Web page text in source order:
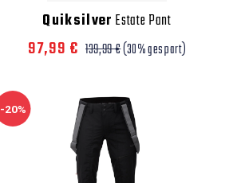
Quiksilver Estate Pant
97,99 € 139,99 €(30% gespart)
-20%